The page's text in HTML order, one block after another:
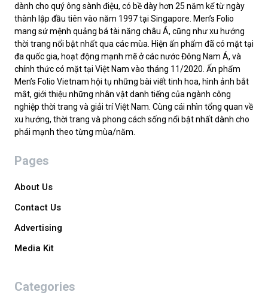
dành cho quý ông sành điệu, có bề dày hơn 25 năm kể từ ngày
thành lập đầu tiên vào năm 1997 tại Singapore. Men’s Folio
mang sứ mệnh quảng bá tài năng châu Á, cũng như xu hướng
thời trang nổi bật nhất qua các mùa. Hiện ấn phẩm đã có mặt tại
đa quốc gia, hoạt động mạnh mẽ ở các nước Đông Nam Á, và
chính thức có mặt tại Việt Nam vào tháng 11/2020. Ấn phẩm
Men’s Folio Vietnam hội tụ những bài viết tinh hoa, hình ảnh bắt
mắt, giới thiệu những nhân vật danh tiếng của ngành công
nghiệp thời trang và giải trí Việt Nam. Cùng cái nhìn tổng quan về
xu hướng, thời trang và phong cách sống nổi bật nhất dành cho
phái mạnh theo từng mùa/năm.
Pages
About Us
Contact Us
Advertising
Media Kit
Categories